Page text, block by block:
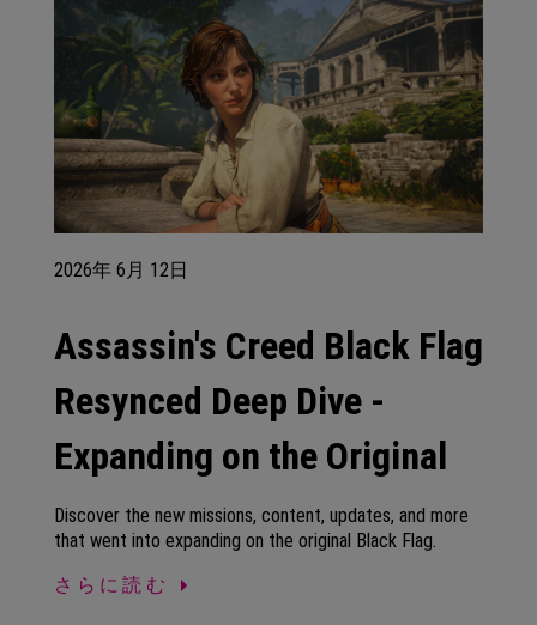
2026年 6月 12日
Assassin's Creed Black Flag
Resynced Deep Dive -
Expanding on the Original
Discover the new missions, content, updates, and more
that went into expanding on the original Black Flag.
さらに読む